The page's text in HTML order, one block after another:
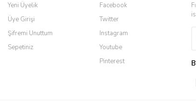
Yeni Üyelik
Üye Girişi
Şifremi Unuttum
Sepetiniz
Facebook
Twitter
Instagram
Youtube
Pinterest